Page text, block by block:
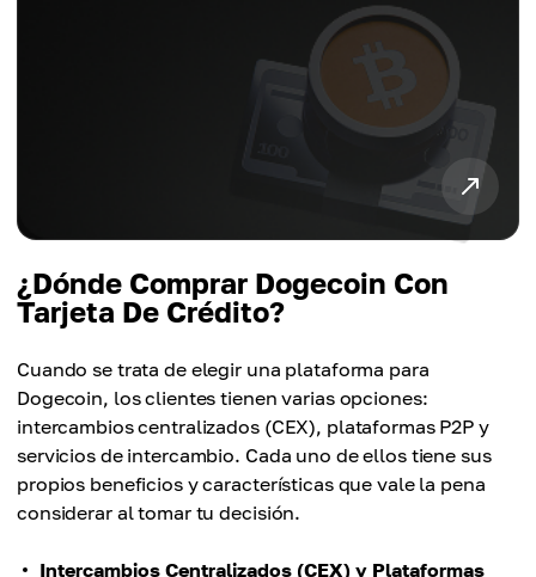
¿Dónde Comprar Dogecoin Con
Tarjeta De Crédito?
Cuando se trata de elegir una plataforma para
Dogecoin, los clientes tienen varias opciones:
intercambios centralizados (CEX), plataformas P2P y
servicios de intercambio. Cada uno de ellos tiene sus
propios beneficios y características que vale la pena
considerar al tomar tu decisión.
Intercambios Centralizados (CEX) y Plataformas